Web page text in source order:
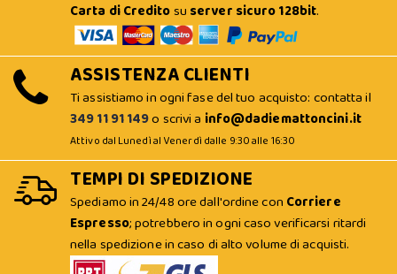
Carta di Creditosu server sicuro 128bit.
ASSISTENZA CLIENTI
Ti assistiamo in ogni fase del tuo acquisto: contatta il
349 11 91 149o scrivi a info@dadiemattoncini.it
Attivo dal Lunedì al Venerdì dalle 9:30 alle 16:30
TEMPI DI SPEDIZIONE
Spediamo in 24/48 ore dall'ordine con Corriere
Espresso; potrebbero in ogni caso verificarsi ritardi
nella spedizione in caso di alto volume di acquisti.